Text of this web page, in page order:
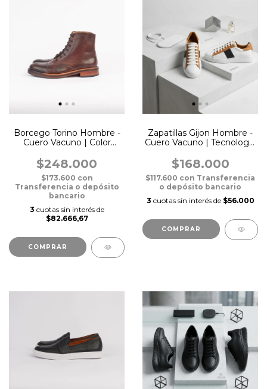
Borcego Torino Hombre -
Cuero Vacuno | Color
$248.000
$173.600 con
Transferencia o depósito
bancario
3 cuotas sin interés de
$82.666,67
COMPRAR
Zapatillas Gijon Hombre -
Cuero Vacuno | Tecnología
$168.000
$117.600 con Transferencia
o depósito bancario
3 cuotas sin interés de $56.000
COMPRAR